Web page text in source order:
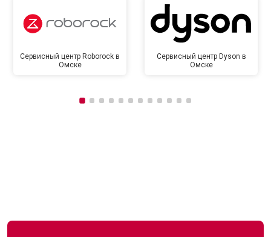
Сервисный центр Roborock в
Омске
Сервисный центр Dyson в
Омске